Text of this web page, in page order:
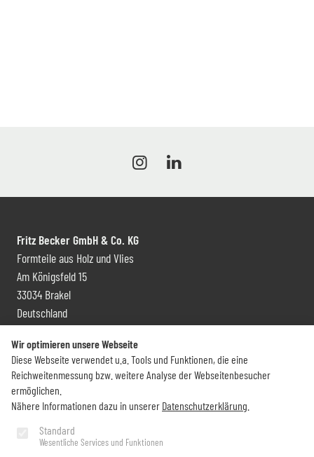
Fritz Becker GmbH & Co. KG
Formteile aus Holz und Vlies
Am Königsfeld 15
33034 Brakel
Deutschland
Kontakt und Vertrieb
+49 (0) 5272 6009 0
info@becker-brakel.de
Sie möchten rund um Becker immer auf dem Laufenden bleiben?
Wir optimieren unsere Webseite
Diese Webseite verwendet u.a. Tools und Funktionen, die eine
Reichweitenmessung bzw. weitere Analyse der Webseitenbesucher
ermöglichen.
Nähere Informationen dazu in unserer Datenschutzerklärung
Standard
Wesentliche Services und Funktionen